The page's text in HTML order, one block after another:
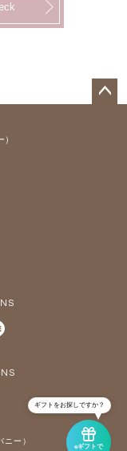
ー）
eギフトで
ギフトをお探しですか？